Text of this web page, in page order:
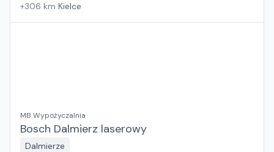
+306 km Kielce
MB Wypożyczalnia
Bosch Dalmierz laserowy
Dalmierze